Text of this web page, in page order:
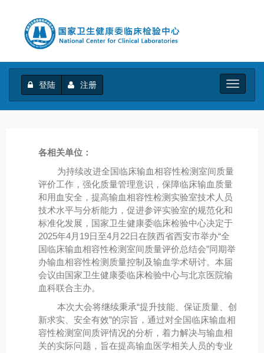
登陆 注册
Toggle
各相关单位：
为持续改进全国临床输血相容性检测室间质量
评价工作，强化质量管理意识，保障临床输血质量
和用血安全，提高输血相容性检测实验室技术人员
技术水平与分析能力，促进参评实验室的规范化和
标准化发展，国家卫生健康委临床检验中心决定于
2025年4月19日至4月22日在陕西省西安市举办“全
国临床输血相容性检测室间质量评价总结会”同期举
办输血相容性检测质量控制及输血学术研讨。本届
会议由国家卫生健康委临床检验中心与北京医院输
血科联合主办。
本次大会将继续秉承“提升技能、保证质量、创
新求实、安全有效”的宗旨，通过对全国临床输血相
容性检测室间质评情况的分析，着力解决与输血相
关的实际问题，旨在提高输血医学相关人员的专业